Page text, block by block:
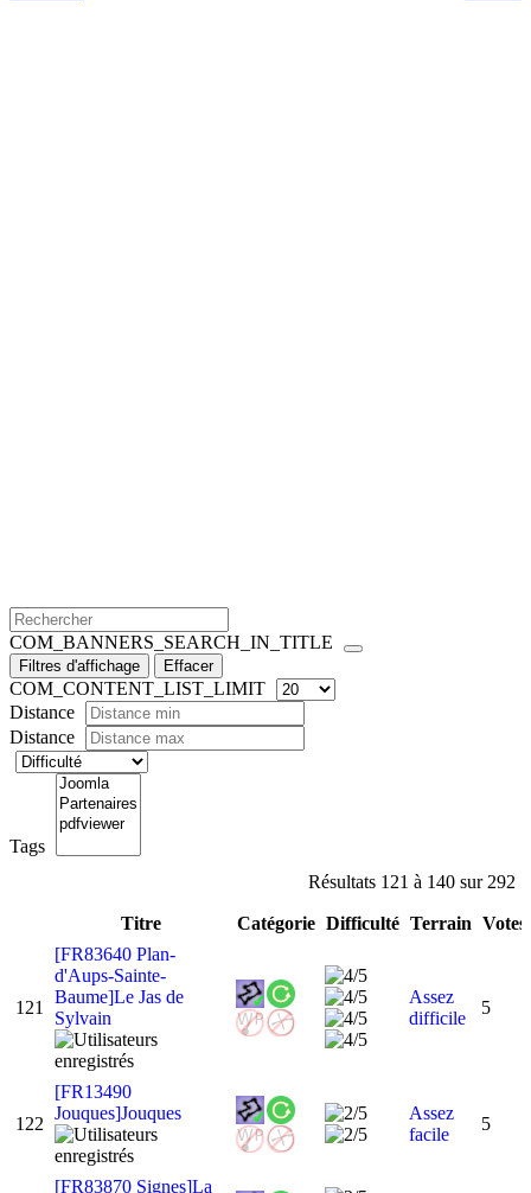
COM_BANNERS_SEARCH_IN_TITLE
Filtres d'affichage Effacer
COM_CONTENT_LIST_LIMIT
Distance
Distance
Tags
Résultats 121 à 140 sur 292
Titre Catégorie Difficulté Terrain Votes
121
[FR83640 Plan-
d'Aups-Sainte-
Baume]Le Jas de
Sylvain
Assez
difficile
5
122
[FR13490
Jouques]Jouques
Assez
facile
5
[FR83870 Signes]La